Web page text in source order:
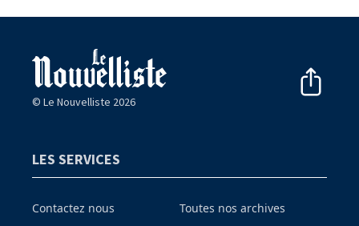
© Le Nouvelliste 2026
LES SERVICES
Contactez nous
Toutes nos archives